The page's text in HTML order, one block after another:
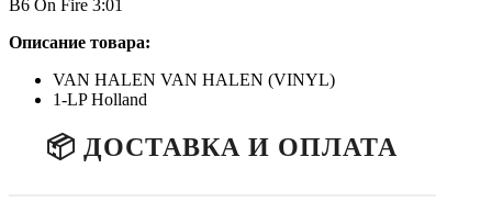
B6 On Fire 3:01
Описание товара:
VAN HALEN VAN HALEN (VINYL)
1-LP Holland
📦 ДОСТАВКА И ОПЛАТА